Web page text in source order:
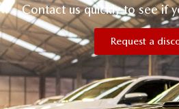
Contact us quickly to see if
Request a